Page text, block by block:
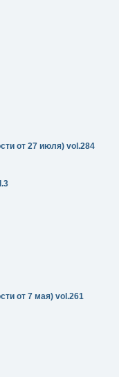
от 27 июля) vol.284
от 7 мая) vol.261